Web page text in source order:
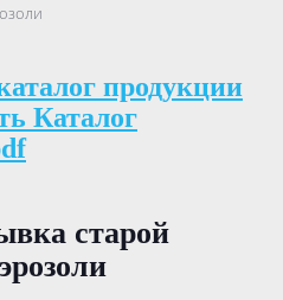
продукции
Каталог
старой